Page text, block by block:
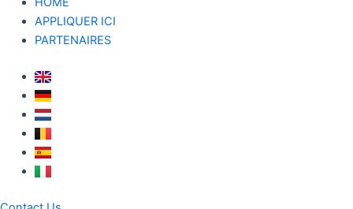
APPLIQUER ICI
PARTENAIRES